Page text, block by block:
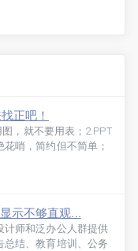
正吧！
，就不要用表；2.PPT
哨，简约但不简单；
示不够直观...
计师和泛办公人群提供
总结、教育培训、公务